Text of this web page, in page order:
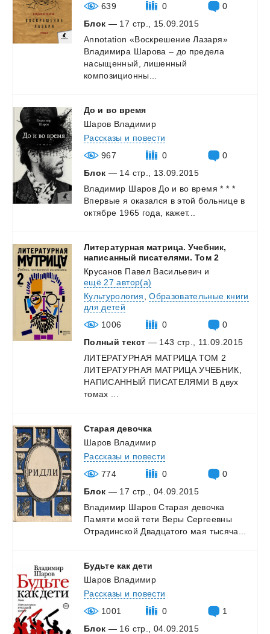
639
0
0
Блок — 17 стр., 15.09.2015
Annotation «Воскрешение Лазаря»
Владимира Шарова – до предела
насыщенный, лишенный
композиционны...
До и во время
Шаров Владимир
Рассказы и повести
967
0
0
Блок — 14 стр., 13.09.2015
Владимир Шаров До и во время * * *
Впервые я оказался в этой больнице в
октябре 1965 года, кажет...
Литературная матрица. Учебник,
написанный писателями. Том 2
Крусанов Павел Васильевич и
ещё 27 автор(а)
Культурология ,Образовательные книги
для детей
1006
0
0
Полный текст — 143 стр., 11.09.2015
ЛИТЕРАТУРНАЯ МАТРИЦА ТОМ 2
ЛИТЕРАТУРНАЯ МАТРИЦА УЧЕБНИК,
НАПИСАННЫЙ ПИСАТЕЛЯМИ В двух
томах ...
Старая девочка
Шаров Владимир
Рассказы и повести
774
0
0
Блок — 17 стр., 04.09.2015
Владимир Шаров Старая девочка
Памяти моей тети Веры Сергеевны
Отрадинской Двадцатого мая тысяча...
Будьте как дети
Шаров Владимир
Рассказы и повести
1001
0
1
Блок — 16 стр., 04.09.2015